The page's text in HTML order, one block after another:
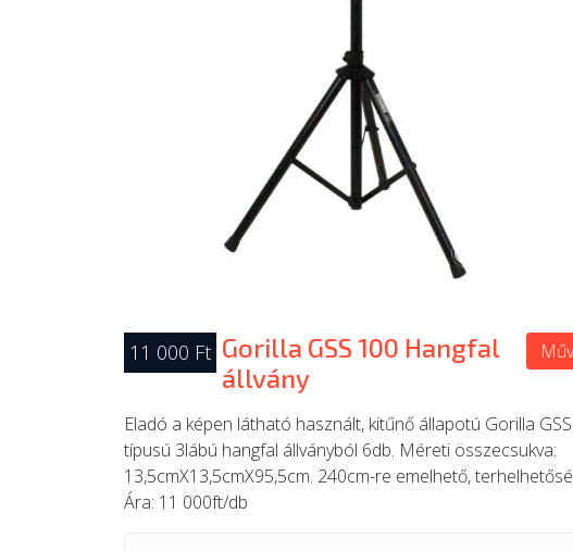
11 000 Ft Gorilla GSS 100 Hangfal
állvány
Eladó a képen látható használt, kitűnő állapotú Gorilla
típusú 3lábú hangfal állványból 6db. Méreti összecsukva:
13,5cmX13,5cmX95,5cm. 240cm-re emelhető,
Ára: 11 000ft/db